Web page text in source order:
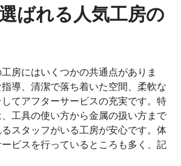
ばれる人気工房の
房にはいくつかの共通点がありま
導、清潔で落ち着いた空間、柔軟な
てアフターサービスの充実です。特
工具の使い方から金属の扱い方まで
スタッフがいる工房が安心です。体
ビスを行っているところも多く、記